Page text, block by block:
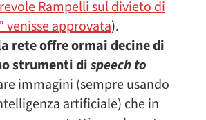
Rampelli sul divieto di
venisse approvata).
rete offre ormai decine di
strumenti dispeech to
immagini (sempre usando
artificiale) che in